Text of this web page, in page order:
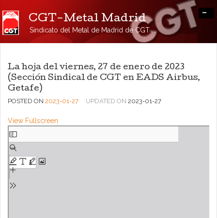
CGT-Metal Madrid
Sindicato del Metal de Madrid de CGT
-
La hoja del viernes, 27 de enero de 2023
(Sección Sindical de CGT en EADS Airbus,
Getafe)
POSTED ON 2023-01-27 UPDATED ON 2023-01-27
View Fullscreen
Saltar
al
contenido
del
PDF